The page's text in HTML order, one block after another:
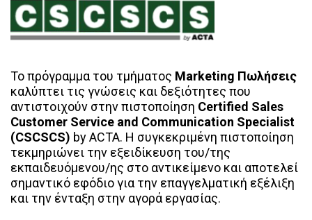
Το πρόγραμμα του τμήματος Marketing Πωλήσεις
καλύπτει τις γνώσεις και δεξιότητες που
αντιστοιχούν στην πιστοποίηση Certified Sales
Customer Service and Communication Specialist
(CSCSCS) by ACTA. Η συγκεκριμένη πιστοποίηση
τεκμηριώνει την εξειδίκευση του/της
εκπαιδευόμενου/ης στο αντικείμενο και αποτελεί
σημαντικό εφόδιο για την επαγγελματική εξέλιξη
και την ένταξη στην αγορά εργασίας.